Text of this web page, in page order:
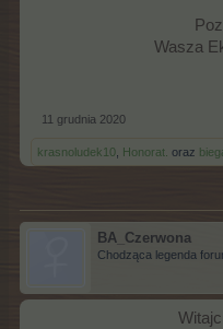
Wasza
11 grudnia 2020
krasnoludek10 Honorat. oraz
BA_Czerwona
Chodząca legenda